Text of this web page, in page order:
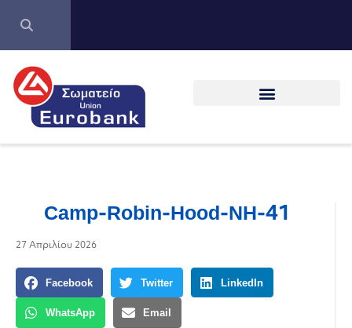
Camp-Robin-Hood-NH-41
27 Απριλίου 2026
Facebook Twitter LinkedIn
WhatsApp Email